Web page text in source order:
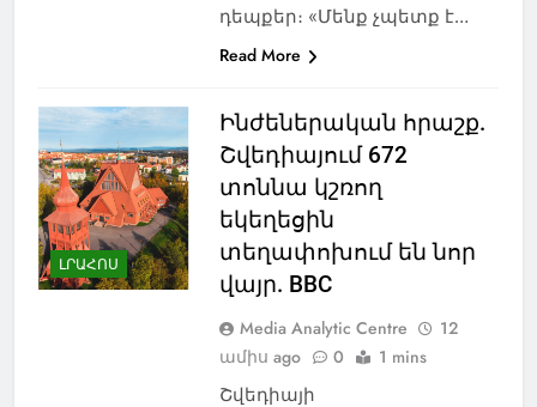
դեպքեր։ «Մենք չպետք է…
Read More
ԼՐԱՀՈՍ
Ինժեներական հրաշք.
Շվեդիայում 672
տոննա կշռող
եկեղեցին
տեղափոխում են նոր
վայր. BBC
Media Analytic Centre
12
ամիս ago
0 1 mins
Շվեդիայի